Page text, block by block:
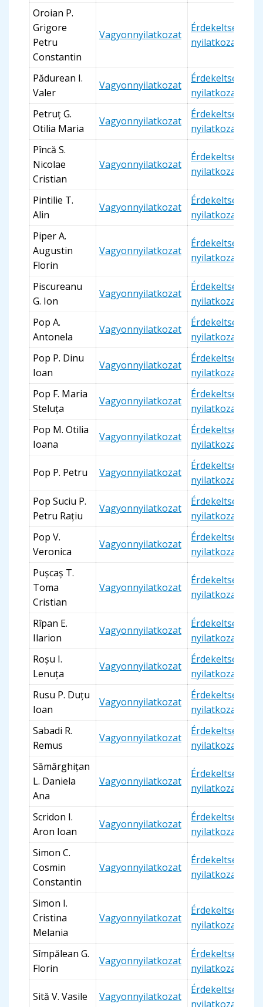
Oroian P.
Grigore
Petru
Constantin
Vagyonnyilatkozat
Érdekeltségi
nyilatkozat
Pădurean I.
Valer
Vagyonnyilatkozat
Érdekeltségi
nyilatkozat
Petruț G.
Otilia Maria
Vagyonnyilatkozat
Érdekeltségi
nyilatkozat
Pîncă S.
Nicolae
Cristian
Vagyonnyilatkozat
Érdekeltségi
nyilatkozat
Pintilie T.
Alin
Vagyonnyilatkozat
Érdekeltségi
nyilatkozat
Piper A.
Augustin
Florin
Vagyonnyilatkozat
Érdekeltségi
nyilatkozat
Piscureanu
G. Ion
Vagyonnyilatkozat
Érdekeltségi
nyilatkozat
Pop A.
Antonela
Vagyonnyilatkozat
Érdekeltségi
nyilatkozat
Pop P. Dinu
Ioan
Vagyonnyilatkozat
Érdekeltségi
nyilatkozat
Pop F. Maria
Steluța
Vagyonnyilatkozat
Érdekeltségi
nyilatkozat
Pop M. Otilia
Ioana
Vagyonnyilatkozat
Érdekeltségi
nyilatkozat
Pop P. Petru Vagyonnyilatkozat
Érdekeltségi
nyilatkozat
Pop Suciu P.
Petru Rațiu
Vagyonnyilatkozat
Érdekeltségi
nyilatkozat
Pop V.
Veronica
Vagyonnyilatkozat
Érdekeltségi
nyilatkozat
Pușcaș T.
Toma
Cristian
Vagyonnyilatkozat
Érdekeltségi
nyilatkozat
Rîpan E.
Ilarion
Vagyonnyilatkozat
Érdekeltségi
nyilatkozat
Roșu I.
Lenuța
Vagyonnyilatkozat
Érdekeltségi
nyilatkozat
Rusu P. Duțu
Ioan
Vagyonnyilatkozat
Érdekeltségi
nyilatkozat
Sabadi R.
Remus
Vagyonnyilatkozat
Érdekeltségi
nyilatkozat
Sămărghițan
L. Daniela
Ana
Vagyonnyilatkozat
Érdekeltségi
nyilatkozat
Scridon I.
Aron Ioan
Vagyonnyilatkozat
Érdekeltségi
nyilatkozat
Simon C.
Cosmin
Constantin
Vagyonnyilatkozat
Érdekeltségi
nyilatkozat
Simon I.
Cristina
Melania
Vagyonnyilatkozat
Érdekeltségi
nyilatkozat
Sîmpălean G.
Florin
Vagyonnyilatkozat
Érdekeltségi
nyilatkozat
Sită V. Vasile Vagyonnyilatkozat
Érdekeltségi
nyilatkozat